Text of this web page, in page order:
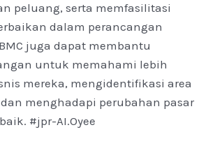
peluang, serta memfasilitasi
dalam perancangan
juga dapat membantu
untuk memahami lebih
mereka, mengidentifikasi area
menghadapi perubahan pasar
#jpr-AI.Oyee